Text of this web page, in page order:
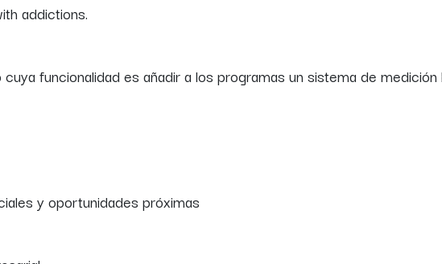
addictions.
funcionalidad es añadir a los programas un sistema de
y oportunidades próximas